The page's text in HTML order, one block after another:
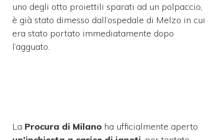
uno degli otto proiettili sparati ad un polpaccio,
è già stato dimesso dall’ospedale di Melzo in cui
era stato portato immediatamente dopo
l’agguato.
La Procura di Milano ha ufficialmente aperto